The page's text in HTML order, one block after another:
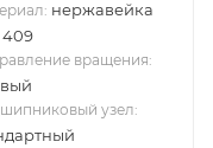
нержавейка
409
вращения:
узел: